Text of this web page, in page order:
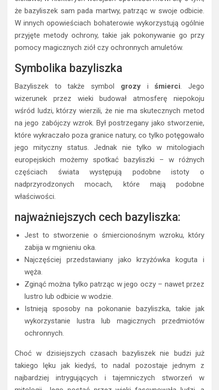
że bazyliszek sam pada martwy, patrząc w swoje odbicie.
W innych opowieściach bohaterowie wykorzystują ogólnie
przyjęte metody ochrony, takie jak pokonywanie go przy
pomocy magicznych ziół czy ochronnych amuletów.
Symbolika bazyliszka
Bazyliszek to także symbol grozyiśmierci. Jego
wizerunek przez wieki budował atmosferę niepokoju
wśród ludzi, którzy wierzili, że nie ma skutecznych metod
na jego zabójczy wzrok. Był postrzegany jako stworzenie,
które wykraczało poza granice natury, co tylko potęgowało
jego mityczny status. Jednak nie tylko w mitologiach
europejskich możemy spotkać bazyliszki – w różnych
częściach świata występują podobne istoty o
nadprzyrodzonych mocach, które mają podobne
właściwości.
najważniejszych cech bazyliszka:
Jest to stworzenie o śmiercionośnym wzroku, który
zabija w mgnieniu oka.
Najczęściej przedstawiany jako krzyżówka koguta i
węża.
Zginąć można tylko patrząc w jego oczy – nawet przez
lustro lub odbicie w wodzie.
Istnieją sposoby na pokonanie bazyliszka, takie jak
wykorzystanie lustra lub magicznych przedmiotów
ochronnych.
Choć w dzisiejszych czasach bazyliszek nie budzi już
takiego lęku jak kiedyś, to nadal pozostaje jednym z
najbardziej intrygujących i tajemniczych stworzeń w